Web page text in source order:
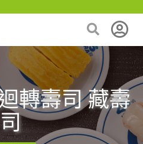
轉壽司 藏壽
司